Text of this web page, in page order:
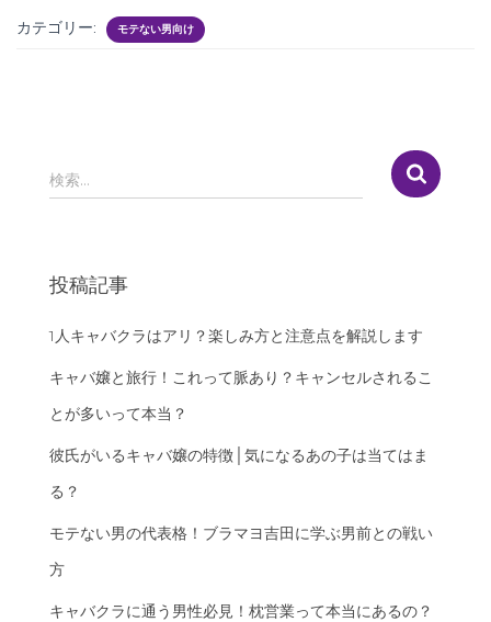
カテゴリー: モテない男向け
検
索
検索…
投稿記事
1人キャバクラはアリ？楽しみ方と注意点を解説します
キャバ嬢と旅行！これって脈あり？キャンセルされるこ
とが多いって本当？
彼氏がいるキャバ嬢の特徴│気になるあの子は当てはま
る？
モテない男の代表格！ブラマヨ吉田に学ぶ男前との戦い
方
キャバクラに通う男性必見！枕営業って本当にあるの？